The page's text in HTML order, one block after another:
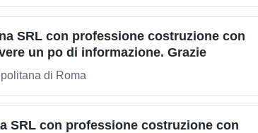
SRL con professione costruzione con
un po di informazione. Grazie
di Roma
SRL con professione costruzione con